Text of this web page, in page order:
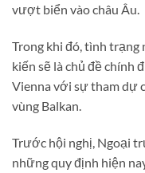
vượt biển vào châu Âu.
Trong khi đó, tình
kiến sẽ là chủ đề chính
Vienna với sự tham dự
vùng Balkan.
Trước hội nghị, Ngoại
những quy định hiện